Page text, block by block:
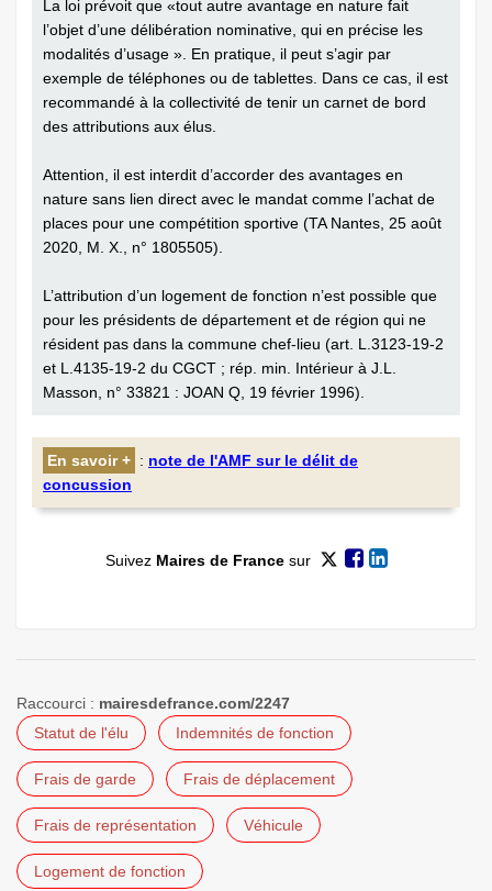
La loi prévoit que «tout autre avantage en nature fait
l’objet d’une délibération nominative, qui en précise les
modalités d’usage ». En pratique, il peut s’agir par
exemple de téléphones ou de tablettes. Dans ce cas, il est
recommandé à la collectivité de tenir un carnet de bord
des attributions aux élus.
Attention, il est interdit d’accorder des avantages en
nature sans lien direct avec le mandat comme l’achat de
places pour une compétition sportive (TA Nantes, 25 août
2020, M. X., n° 1805505).
L’attribution d’un logement de fonction n’est possible que
pour les présidents de département et de région qui ne
résident pas dans la commune chef-lieu (art. L.3123-19-2
et L.4135-19-2 du CGCT ; rép. min. Intérieur à J.L.
Masson, n° 33821 : JOAN Q, 19 février 1996).
En savoir + : note de l'AMF sur le délit de
concussion
Suivez Maires de Francesur
Raccourci : mairesdefrance.com/2247
Statut de l'élu
Indemnités de fonction
Frais de garde Frais de déplacement
Frais de représentation Véhicule
Logement de fonction